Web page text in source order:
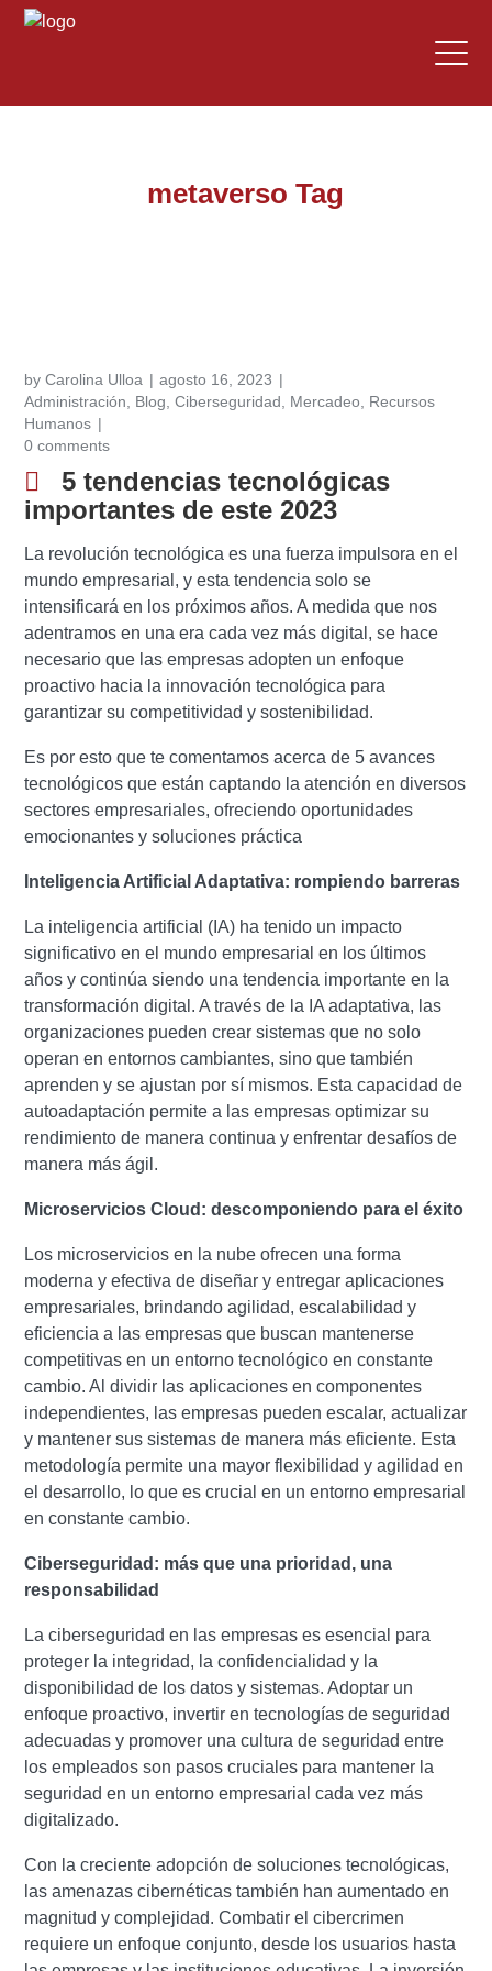
metaverso Tag
byCarolina Ulloa
agosto 16, 2023
Administración
Blog ,Ciberseguridad Mercadeo
Recursos
Humanos
0 comments
5 tendencias tecnológicas
importantes de este 2023
La revolución tecnológica es una fuerza impulsora en el
mundo empresarial, y esta tendencia solo se
intensificará en los próximos años. A medida que nos
adentramos en una era cada vez más digital, se hace
necesario que las empresas adopten un enfoque
proactivo hacia la innovación tecnológica para
garantizar su competitividad y sostenibilidad.
Es por esto que te comentamos acerca de 5 avances
tecnológicos que están captando la atención en diversos
sectores empresariales, ofreciendo oportunidades
emocionantes y soluciones práctica
Inteligencia Artificial Adaptativa: rompiendo barreras
La inteligencia artificial (IA) ha tenido un impacto
significativo en el mundo empresarial en los últimos
años y continúa siendo una tendencia importante en la
transformación digital.A través de la IA adaptativa, las
organizaciones pueden crear sistemas que no solo
operan en entornos cambiantes, sino que también
aprenden y se ajustan por sí mismos. Esta capacidad de
autoadaptación permite a las empresas optimizar su
rendimiento de manera continua y enfrentar desafíos de
manera más ágil.
Microservicios Cloud: descomponiendo para el éxito
Los microservicios en la nube ofrecen una forma
moderna y efectiva de diseñar y entregar aplicaciones
empresariales, brindando agilidad, escalabilidad y
eficiencia a las empresas que buscan mantenerse
competitivas en un entorno tecnológico en constante
cambio. Al dividir las aplicaciones en componentes
independientes, las empresas pueden escalar, actualizar
y mantener sus sistemas de manera más eficiente. Esta
metodología permite una mayor flexibilidad y agilidad en
el desarrollo, lo que es crucial en un entorno empresarial
en constante cambio.
Ciberseguridad: más que una prioridad, una
responsabilidad
La ciberseguridad en las empresas es esencial para
proteger la integridad, la confidencialidad y la
disponibilidad de los datos y sistemas. Adoptar un
enfoque proactivo, invertir en tecnologías de seguridad
adecuadas y promover una cultura de seguridad entre
los empleados son pasos cruciales para mantener la
seguridad en un entorno empresarial cada vez más
digitalizado.
Con la creciente adopción de soluciones tecnológicas,
las amenazas cibernéticas también han aumentado en
magnitud y complejidad. Combatir el cibercrimen
requiere un enfoque conjunto, desde los usuarios hasta